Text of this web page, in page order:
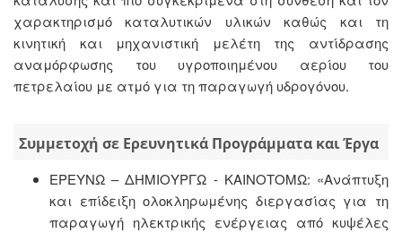
χαρακτηρισμό καταλυτικών υλικών καθώς και τη
κινητική και μηχανιστική μελέτη της αντίδρασης
αναμόρφωσης του υγροποιημένου αερίου του
πετρελαίου με ατμό για τη παραγωγή υδρογόνου.
Συμμετοχή σε Ερευνητικά Προγράμματα και Έργα
ΕΡΕΥΝΩ – ΔΗΜΙΟΥΡΓΩ - ΚΑΙΝΟΤΟΜΩ: «Ανάπτυξη
και επίδειξη ολοκληρωμένης διεργασίας για τη
παραγωγή ηλεκτρικής ενέργειας από κυψέλες